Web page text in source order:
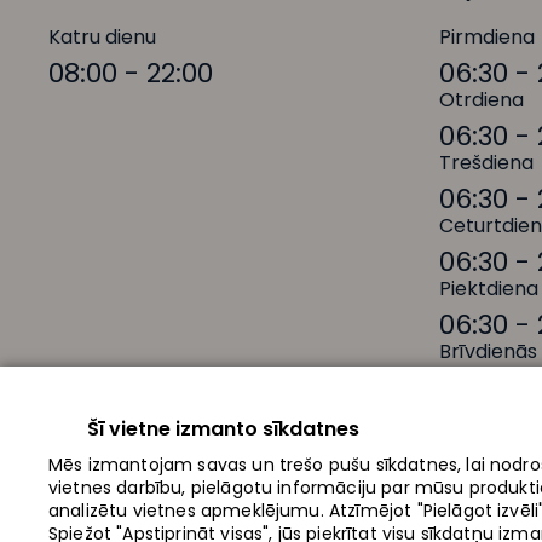
Šī vietne izmanto sīkdatnes
Mēs izmantojam savas un trešo pušu sīkdatnes, lai
vietnes darbību, pielāgotu informāciju par mūsu
analizētu vietnes apmeklējumu. Atzīmējot "Pielāgot
Spiežot "Apstiprināt visas", jūs piekrītat visu sīkdatņu
Katru dienu
08:00 - 22:00
Pirmdiena
06:30 -
Otrdiena
06:30 -
Trešdiena
06:30 -
06:30 -
Piektdiena
06:30 -
Brīvdienās
Veikali Akcijas